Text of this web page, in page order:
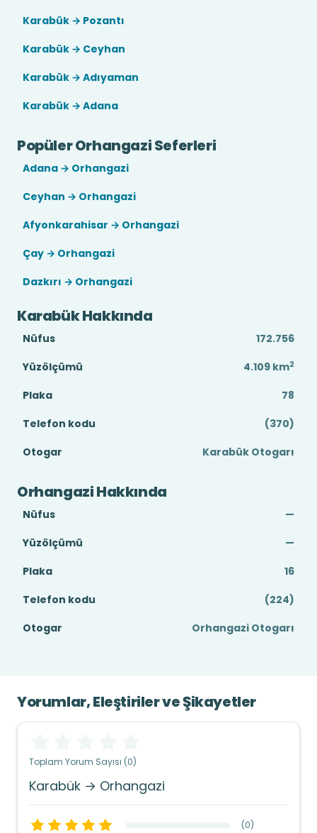
Karabük → Pozantı
Karabük → Ceyhan
Karabük → Adıyaman
Karabük → Adana
Popüler Orhangazi Seferleri
Adana → Orhangazi
Ceyhan → Orhangazi
Afyonkarahisar → Orhangazi
Çay → Orhangazi
Dazkırı → Orhangazi
Karabük Hakkında
Nüfus
172.756
Yüzölçümü
4.109 km2
Plaka
78
Telefon kodu
(370)
Otogar
Karabük Otogarı
Orhangazi Hakkında
Nüfus
—
Yüzölçümü
—
Plaka
16
Telefon kodu
(224)
Otogar
Orhangazi Otogarı
Yorumlar, Eleştiriler ve Şikayetler
Toplam Yorum Sayısı (0)
Karabük → Orhangazi
(0)